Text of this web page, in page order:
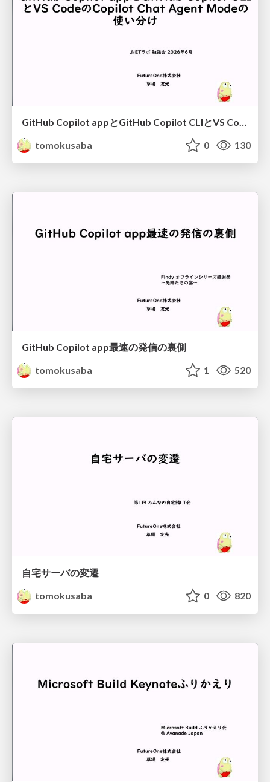
GitHub Copilot appとGitHub Copilot CLIとVS CodeのCopilot Chat Agent Modeの使い分け
tomokusaba
0 130
GitHub Copilot app最速の発信の裏側
tomokusaba
1 520
自宅サーバの変遷
tomokusaba
0 820